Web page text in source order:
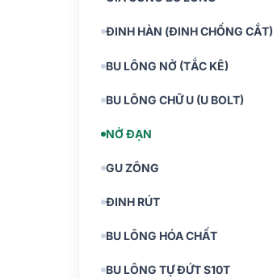
ĐINH HÀN (ĐINH CHỐNG CẮT)
BU LÔNG NỞ (TẮC KÊ)
BU LÔNG CHỮ U (U BOLT)
NỞ ĐẠN
GU ZÔNG
ĐINH RÚT
BU LÔNG HÓA CHẤT
BU LÔNG TỰ ĐỨT S10T